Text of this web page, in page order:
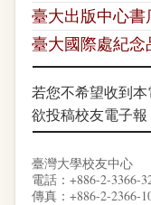
臺大出版中心書
臺大國際處紀念
若您不希望收到
欲投稿校友電子
臺灣大學校友中心
電話：+886-2-3366-
傳真：+886-2-2366-